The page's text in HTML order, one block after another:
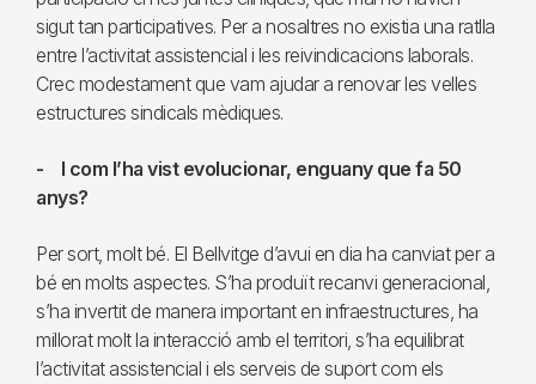
sigut tan participatives. Per a nosaltres no existia una ratlla
entre l’activitat assistencial i les reivindicacions laborals.
Crec modestament que vam ajudar a renovar les velles
estructures sindicals mèdiques.
- I com l’ha vist evolucionar, enguany que fa 50
anys?
Per sort, molt bé. El Bellvitge d’avui en dia ha canviat per a
bé en molts aspectes. S’ha produït recanvi generacional,
s’ha invertit de manera important en infraestructures, ha
millorat molt la interacció amb el territori, s’ha equilibrat
l’activitat assistencial i els serveis de suport com els